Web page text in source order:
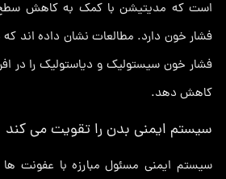
است که مدیتیشن با کمک به کاهش سطح
فشار خون دارد. مطالعات نشان داده اند
فشار خون سیستولیک و دیاستولیک را در
کاهش دهد.
سیستم ایمنی بدن را تقویت می کند
سیستم ایمنی مسئول مبارزه با عفونت